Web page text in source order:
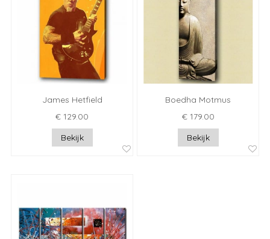
James Hetfield
€ 129.00
Bekijk
Boedha Motmus
€ 179.00
Bekijk